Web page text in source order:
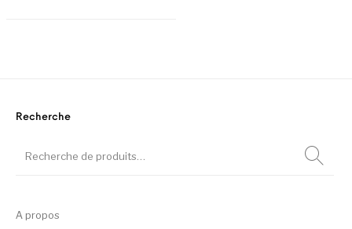
Recherche
A propos